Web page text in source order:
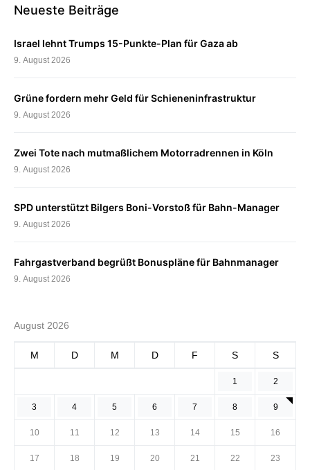
Neueste Beiträge
Israel lehnt Trumps 15-Punkte-Plan für Gaza ab
9. August 2026
Grüne fordern mehr Geld für Schieneninfrastruktur
9. August 2026
Zwei Tote nach mutmaßlichem Motorradrennen in Köln
9. August 2026
SPD unterstützt Bilgers Boni-Vorstoß für Bahn-Manager
9. August 2026
Fahrgastverband begrüßt Bonuspläne für Bahnmanager
9. August 2026
August 2026
M D M D F S S
1 2
3 4 5 6 7 8 9
10 11 12 13 14 15 16
17 18 19 20 21 22 23